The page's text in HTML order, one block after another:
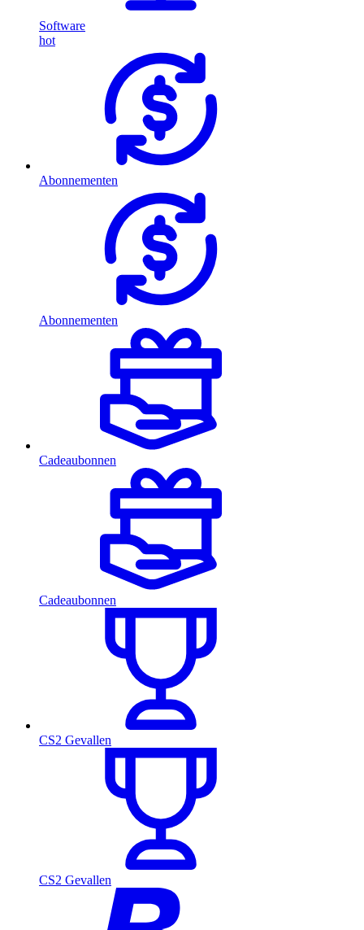
Software
hot
Abonnementen
Abonnementen
Cadeaubonnen
Cadeaubonnen
CS2 Gevallen
CS2 Gevallen